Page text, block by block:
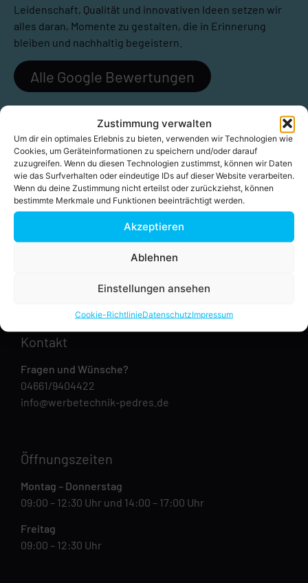
Zustimmung verwalten
Um dir ein optimales Erlebnis zu bieten, verwenden wir Technologien wie
Cookies, um Geräteinformationen zu speichern und/oder darauf
zuzugreifen. Wenn du diesen Technologien zustimmst, können wir Daten
wie das Surfverhalten oder eindeutige IDs auf dieser Website verarbeiten.
Wenn du deine Zustimmung nicht erteilst oder zurückziehst, können
bestimmte Merkmale und Funktionen beeinträchtigt werden.
Akzeptieren
Ablehnen
Einstellungen ansehen
Cookie-RichtlinieDatenschutzImpressum
Leidenschaft, Qualität und innovativen Ideen setzen wir
alles daran, Momente zu gestalten, die in Erinnerung
bleiben und nachhaltig begeistern.
Alle Google Bewertungen
Kontakt
Fragen und Wünsche?
04661/9404422
info@werbetechnik-pedres.de
Öffnungszeiten
Montag – Donnerstag
09:00 – 12:30 Uhr und 14:00 – 17:00 Uhr
Freitag
09:00 – 12:30 Uhr